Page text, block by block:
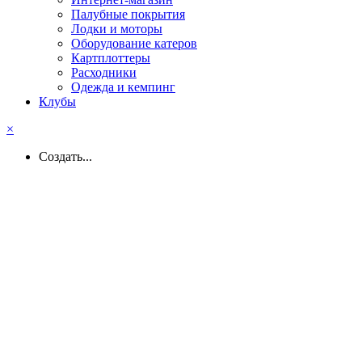
Палубные покрытия
Лодки и моторы
Оборудование катеров
Картплоттеры
Расходники
Одежда и кемпинг
Клубы
×
Создать...